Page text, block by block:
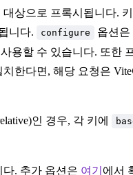
상으로 프록시됩니다.
니다. configure
옵션은
용할 수 있습니다. 또한
한다면, 해당 요청은
인 경우, 각 키에
다. 추가 옵션은 여기 에서